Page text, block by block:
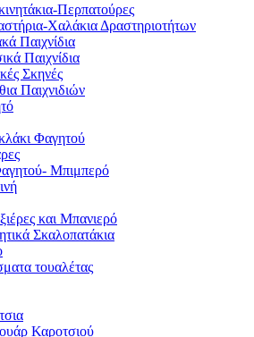
Περπατούρες
Χαλάκια Δραστηριοτήτων
Παιχνίδια
Παιχνίδια
Σκηνές
Παιχνιδιών
Φαγητού
Μπιμπερό
και Μπανιερό
Σκαλοπατάκια
τουαλέτας
Καροτσιού